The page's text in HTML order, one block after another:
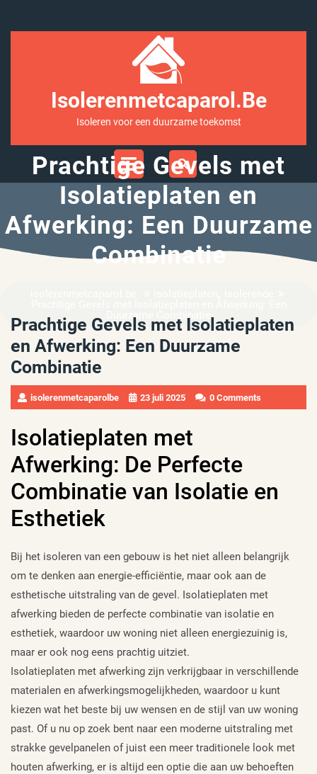
Isolerenmetcaparol.be
Isoleren voor een duurzame toekomst
Open
Menu
Prachtige Gevels met
Isolatieplaten en
Afwerking: Een Duurzame
Combinatie
Duurzame Combinatie
Prachtige Gevels met Isolatieplaten
en Afwerking: Een Duurzame
Combinatie
isolerenmetcaparolbe 23 juli 2025 0 Comments
Isolatieplaten met
Afwerking: De Perfecte
Combinatie van Isolatie en
Esthetiek
Bij het isoleren van een gebouw is het niet alleen belangrijk
om te denken aan energie-efficiëntie, maar ook aan de
esthetische uitstraling van de gevel. Isolatieplaten met
afwerking bieden de perfecte combinatie van isolatie en
esthetiek, waardoor uw woning niet alleen energiezuinig is,
maar er ook nog eens prachtig uitziet.
Isolatieplaten met afwerking zijn verkrijgbaar in verschillende
materialen en afwerkingsmogelijkheden, waardoor u kunt
kiezen wat het beste bij uw wensen en de stijl van uw woning
past. Of u nu op zoek bent naar een moderne uitstraling met
strakke gevelpanelen of juist een meer traditionele look met
houten afwerking, er is altijd een optie die aan uw behoeften